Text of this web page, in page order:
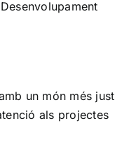
Desenvolupament
un món més just
als projectes